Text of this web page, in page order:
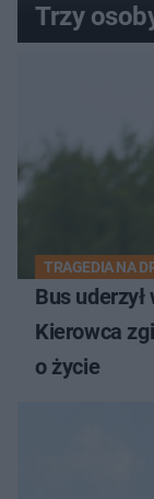
Trzy
TRAGEDIA NA
Bus
Kierowca
o życie